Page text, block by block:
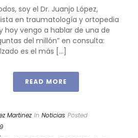
soy el Dr. Juanjo López,
en traumatología y ortopedia
hoy vengo a hablar de una de
del millón” en consulta:
es el más [...]
READ MORE
Martinez In Noticias Posted